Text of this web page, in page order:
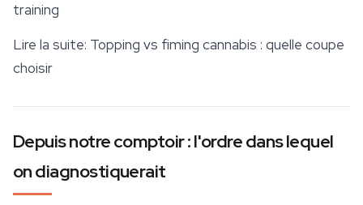
training
Lire la suite: Topping vs fiming cannabis : quelle coupe
choisir
Depuis notre comptoir : l'ordre dans lequel
on diagnostiquerait